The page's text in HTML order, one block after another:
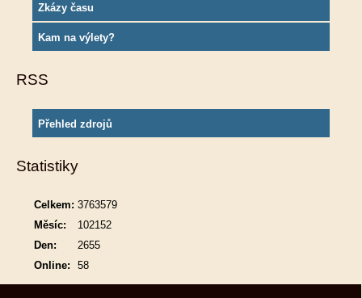
Zkázy času
Kam na výlety?
RSS
Přehled zdrojů
Statistiky
Online: 58
Celkem: 3763579
Měsíc:
102152
Den:
2655